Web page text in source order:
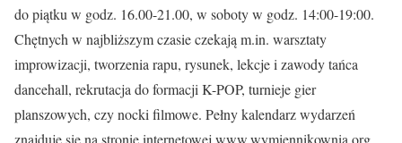
do piątku w godz. 16.00-21.00, w soboty w godz. 14:00-19:00.
Chętnych w najbliższym czasie czekają m.in. warsztaty
improwizacji, tworzenia rapu, rysunek, lekcje i zawody tańca
dancehall, rekrutacja do formacji K-POP, turnieje gier
planszowych, czy nocki filmowe. Pełny kalendarz wydarzeń
znajduje się na stronie internetowej www.wymiennikownia.org